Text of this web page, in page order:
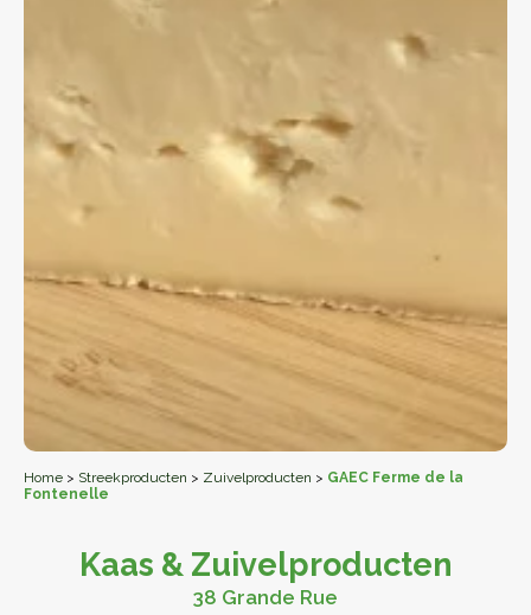
Home > Streekproducten > Zuivelproducten > GAEC Ferme de la
Fontenelle
Kaas & Zuivelproducten
38 Grande Rue